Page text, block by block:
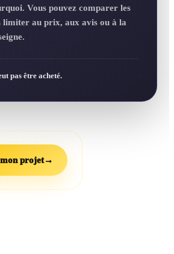
Vous pouvez comparer les
limiter au prix, aux avis ou à la
pas être acheté.
projet→